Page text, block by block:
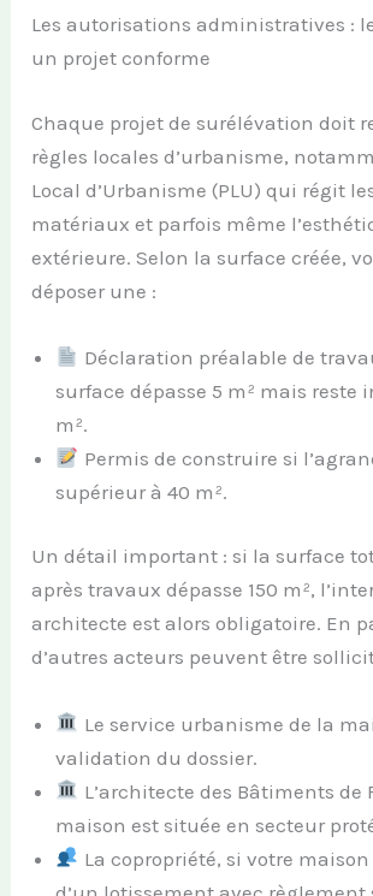
Les autorisations administratives :
un projet conforme
Chaque projet de surélévation doit
règles locales d’urbanisme,
Local d’Urbanisme (PLU) qui régit
matériaux et parfois même
extérieure. Selon la surface créée,
déposer une :
Déclaration préalable de
surface dépasse 5 m² mais reste
m².
Permis de construire si
supérieur à 40 m².
Un détail important : si la surface
après travaux dépasse 150 m²,
architecte est alors obligatoire. En
d’autres acteurs peuvent être
Le service urbanisme de la
validation du dossier.
L’architecte des Bâtiments de
maison est située en secteur
La copropriété, si votre